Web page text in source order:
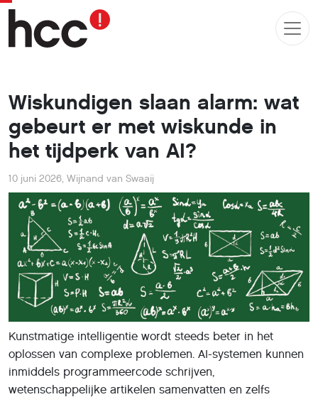
Wiskundigen slaan alarm: wat
gebeurt er met wiskunde in
het tijdperk van AI?
10 juni 2026, Wijnand van Swaaij
Kunstmatige intelligentie wordt steeds beter in het
oplossen van complexe problemen. AI-systemen kunnen
inmiddels programmeercode schrijven,
wetenschappelijke artikelen samenvatten en zelfs